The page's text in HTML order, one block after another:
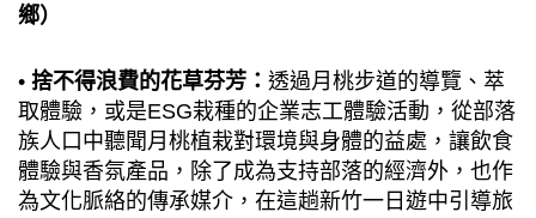
鄉）
• 捨不得浪費的花草芬芳： 透過月桃步道的導覽、萃
取體驗，或是ESG栽種的企業志工體驗活動，從部落
族人口中聽聞月桃植栽對環境與身體的益處，讓飲食
體驗與香氛產品，除了成為支持部落的經濟外，也作
為文化脈絡的傳承媒介，在這趟新竹一日遊中引導旅